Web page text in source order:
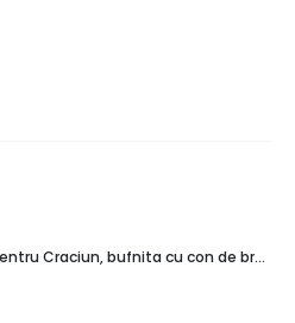
Glob lemn pentru Craciun, bufnita cu con de brad